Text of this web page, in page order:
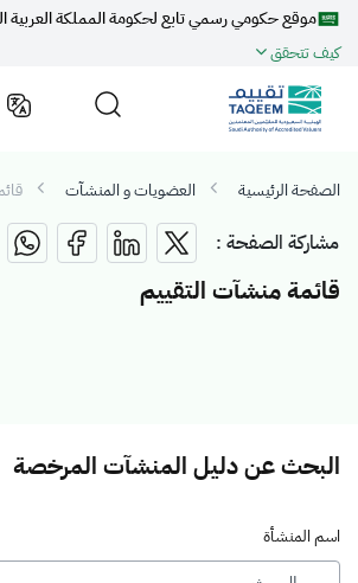
موقع حكومي رسمي تابع لحكومة المملكة العربية
كيف تتحقق
الصفحة الرئيسية العضويات و المنشآت
مشاركة الصفحة :
قائمة منشآت التقييم
البحث عن دليل المنشآت المرخصة
اسم المنشأة